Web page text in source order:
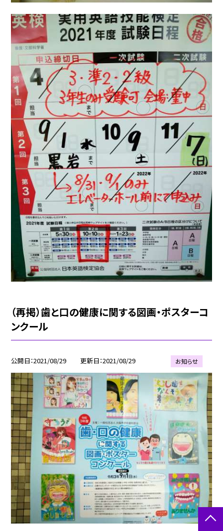
（再掲）歯と口の健康に関する図画・ポスターコ
ンクール
公開日 2021/08/29 更新日 2021/08/29 お知らせ